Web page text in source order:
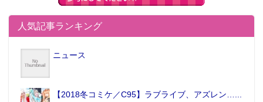
人気記事ランキング
ニュース
【2018冬コミケ／C95】ラブライブ、アズレン…...